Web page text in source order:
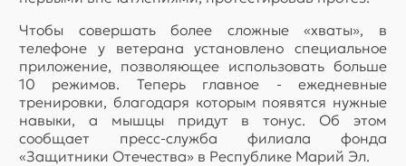
Чтобы совершать более сложные «хваты», в
телефоне у ветерана установлено специальное
приложение, позволяющее использовать больше
10 режимов. Теперь главное - ежедневные
тренировки, благодаря которым появятся нужные
навыки, а мышцы придут в тонус. Об этом
сообщает пресс-служба филиала фонда
«Защитники Отечества» в Республике Марий Эл.